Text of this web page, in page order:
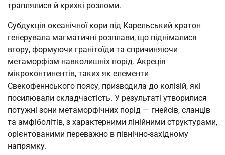
траплялися й крихкі розломи.
Субдукція океанічної кори під Карельський кратон
генерувала магматичні розплави, що піднімалися
вгору, формуючи гранітоїди та спричиняючи
метаморфізм навколишніх порід. Акреція
мікроконтинентів, таких як елементи
Свекофеннського поясу, призводила до колізій, які
посилювали складчастість. У результаті утворилися
потужні зони метаморфічних порід — гнейсів, сланців
та амфіболітів, з характерними лінійними структурами,
орієнтованими переважно в північно-західному
напрямку.